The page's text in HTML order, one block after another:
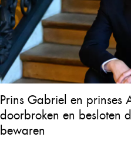
Prins Gabriel en prinses
doorbroken en besloten
bewaren